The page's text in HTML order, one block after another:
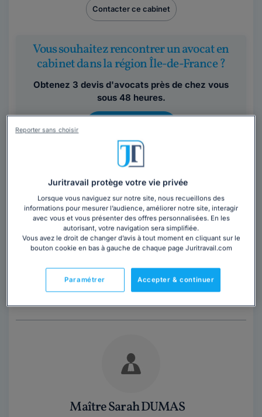
Contacter ce cabinet
Vous souhaitez rencontrer un avocat en
cabinet dans la région Île-de-France ?
Obtenez 3 devis d'avocats près de chez vous
sous 48 heures.
Cabinet BRONSARD
Avocat au barreau de Paris
Paris,Paris 17ème, 75017
Contacter ce cabinet
Maître Sarah DUMAS
Juritravail protège votre vie privée
Lorsque vous naviguez sur notre site, nous recueillons des
informations pour mesurer l’audience, améliorer notre site, interagir
avec vous et vous présenter des offres personnalisées. En les
autorisant, votre navigation sera simplifiée.
Vous avez le droit de changer d’avis à tout moment en cliquant sur le
bouton cookie en bas à gauche de chaque page Juritravail.com
Accepter & continuer
Paramétrer
Reporter sans choisir